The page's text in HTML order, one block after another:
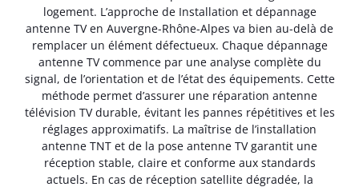
logement. L’approche de Installation et dépannage
antenne TV en Auvergne-Rhône-Alpes va bien au-delà de
remplacer un élément défectueux. Chaque dépannage
antenne TV commence par une analyse complète du
signal, de l’orientation et de l’état des équipements. Cette
méthode permet d’assurer une réparation antenne
télévision TV durable, évitant les pannes répétitives et les
réglages approximatifs. La maîtrise de l’installation
antenne TNT et de la pose antenne TV garantit une
réception stable, claire et conforme aux standards
actuels. En cas de réception satellite dégradée, la